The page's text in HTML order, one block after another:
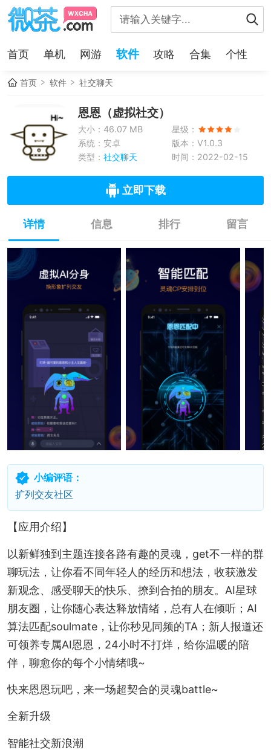
首页 单机 网游 软件 攻略 合集 个性
首页 软件 社交聊天
恩恩（虚拟社交）
大小：46.07 MB
星级：
系统：安卓
版本：V1.0.3
类型： 社交聊天 时间：2022-02-15
立即下载
详情 信息 排行 留言
小编评语：
扩列交友社区
【应用介绍】
以新鲜独到主题连接各路有趣的灵魂，get不一样的群
聊玩法，让你看不同年轻人的经历和想法，收获激发
新观念、感受聊天的快乐、撩到合拍的朋友。AI星球
朋友圈，让你随心表达释放情绪，总有人在倾听；AI
算法匹配soulmate，让你秒见同频的TA；新人报道还
可领养专属AI恩恩，24小时不打烊，给你温暖的陪
伴，聊愈你的每个小情绪哦~
快来恩恩玩吧，来一场超契合的灵魂battle~
全新升级
智能社交新浪潮